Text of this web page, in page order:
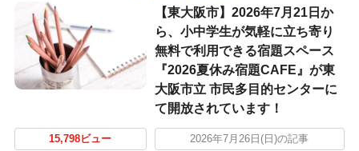
【東大阪市】2026年7月21日か
ら、小中学生が気軽に立ち寄り
無料で利用できる宿題スペース
『2026夏休み宿題CAFE』が東
大阪市立 市民多目的センターに
て開放されています！
15,798ビュー 2026年7月26日(日)の記事